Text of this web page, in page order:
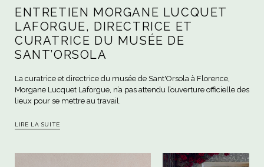
ENTRETIEN MORGANE LUCQUET
LAFORGUE, DIRECTRICE ET
CURATRICE DU MUSÉE DE
SANT’ORSOLA
La curatrice et directrice du musée de Sant'Orsola à Florence,
Morgane Lucquet Laforgue, n’a pas attendu l’ouverture officielle des
lieux pour se mettre au travail.
LIRE LA SUITE